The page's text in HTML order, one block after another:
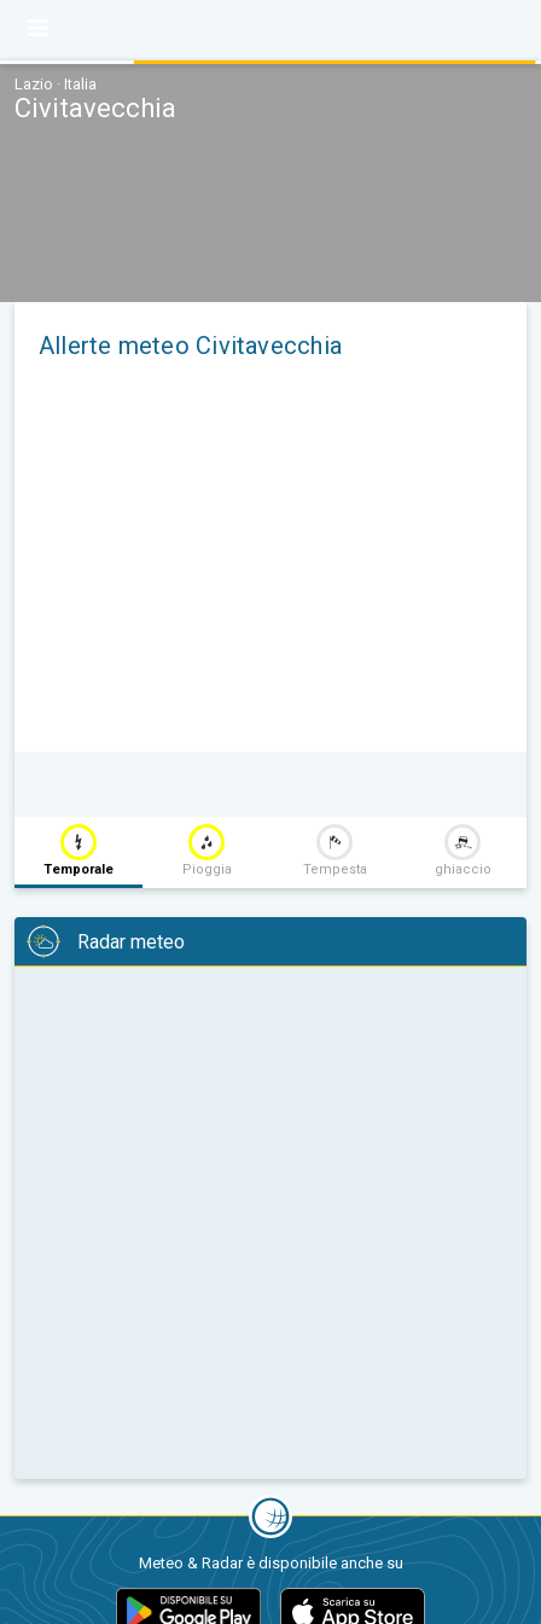
Lazio · Italia
Civitavecchia
Allerte meteo Civitavecchia
Temporale Pioggia Tempesta ghiaccio
Radar meteo
Meteo & Radar è disponibile anche su